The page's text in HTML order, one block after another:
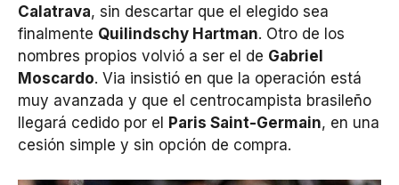
Calatrava, sin descartar que el elegido sea
finalmente Quilindschy Hartman. Otro de los
nombres propios volvió a ser el de Gabriel
Moscardo. Via insistió en que la operación está
muy avanzada y que el centrocampista brasileño
llegará cedido por el
Paris Saint-Germain, en una
cesión simple y sin opción de compra.